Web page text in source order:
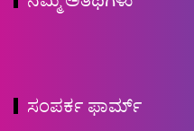
ಸಂಪರ್ಕ ಫಾರ್ಮ್